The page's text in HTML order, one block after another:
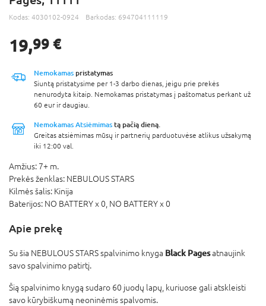
Kodas: 4030102-0924 Barkodas: 694704111119
19,99 €
Nemokamas pristatymas
Siuntą pristatysime per 1-3 darbo dienas, jeigu prie prekės
nenurodyta kitaip. Nemokamas pristatymas į paštomatus perkant už
60 eur ir daugiau.
Nemokamas Atsiėmimas tą pačią dieną.
Greitas atsiėmimas mūsų ir partnerių parduotuvėse atlikus užsakymą
iki 12:00 val.
Amžius: 7+ m.
Prekės ženklas: NEBULOUS STARS
Kilmės šalis: Kinija
Baterijos: NO BATTERY x 0, NO BATTERY x 0
Apie prekę
Su šia NEBULOUS STARS spalvinimo knyga Black Pagesatnaujink
savo spalvinimo patirtį.
Šią spalvinimo knygą sudaro 60 juodų lapų, kuriuose gali atskleisti
savo kūrybiškumą neoninėmis spalvomis.